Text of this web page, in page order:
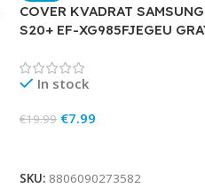
COVER KVADRAT SAMSUNG
S20+ EF-XG985FJEGEU
In stock
€19.99 €7.99
SKU: 8806090273582